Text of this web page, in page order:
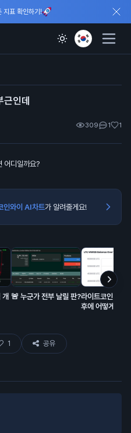
지표 확인하기!
인데
309 1 1
어디일까요?
인와이 AI차트가 알려줄게요!
개 🚨 누군가 전부 날릴 판?라이트코인
후에 어떻게 될
1 공유